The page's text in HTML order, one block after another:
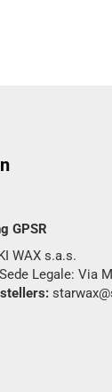
GPSR
WAX s.a.s.
Sede Legale: Via